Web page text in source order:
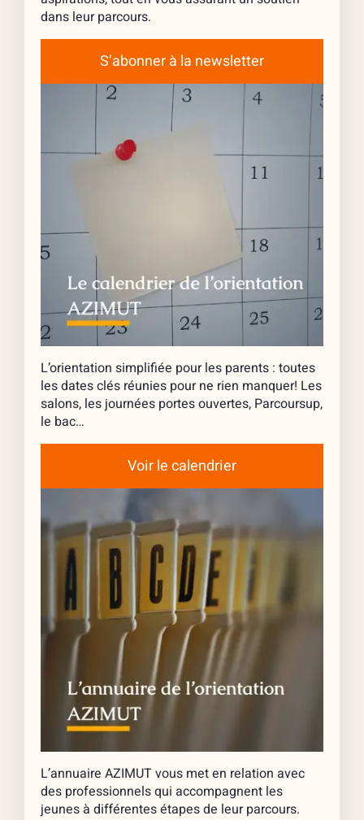
dans leur parcours.
S’abonner à la newsletter
L’orientation simplifiée pour les parents : toutes
les dates clés réunies pour ne rien manquer! Les
salons, les journées portes ouvertes, Parcoursup,
le bac…
Voir le calendrier
L’annuaire AZIMUT vous met en relation avec
des professionnels qui accompagnent les
jeunes à différentes étapes de leur parcours.